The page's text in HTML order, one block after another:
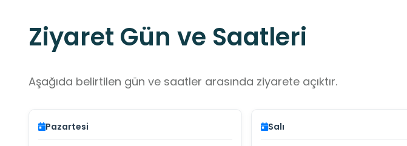
Ziyaret Gün ve Saatleri
Aşağıda belirtilen gün ve saatler arasında ziyarete açıktır.
Pazartesi Salı